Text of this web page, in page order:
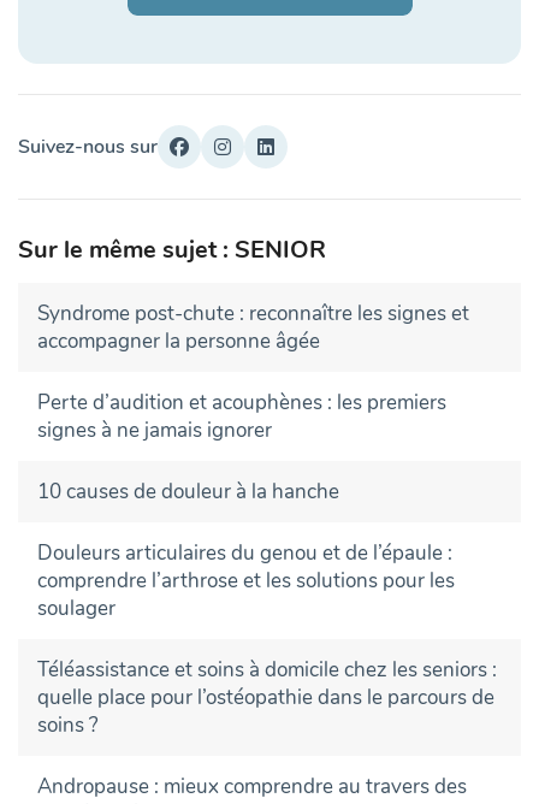
Suivez-nous sur
Sur le même sujet : SENIOR
Syndrome post-chute : reconnaître les signes et
accompagner la personne âgée
Perte d’audition et acouphènes : les premiers
signes à ne jamais ignorer
10 causes de douleur à la hanche
Douleurs articulaires du genou et de l’épaule :
comprendre l’arthrose et les solutions pour les
soulager
Téléassistance et soins à domicile chez les seniors :
quelle place pour l’ostéopathie dans le parcours de
soins ?
Andropause : mieux comprendre au travers des